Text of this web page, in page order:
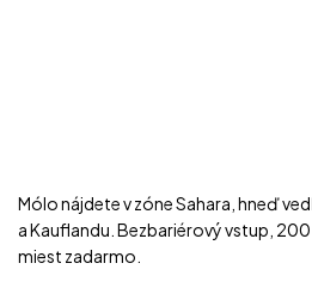
Mólo nájdete v zóne Sahara, hneď
a Kauflandu. Bezbariérový vstup,
miest zadarmo.